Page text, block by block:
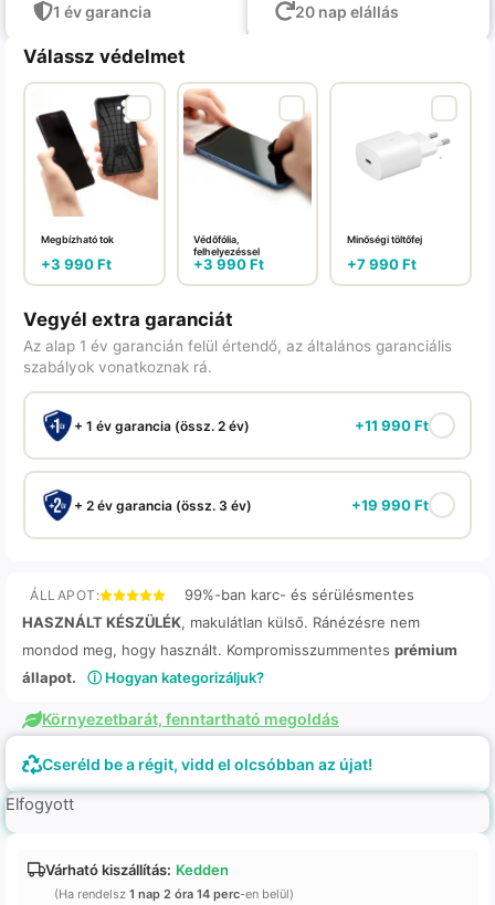
1 év garancia 20 nap elállás
Válassz védelmet
Megbízható tok
+3 990Ft
Védőfólia,
felhelyezéssel
+3 990Ft
Minőségi töltőfej
+7 990Ft
Vegyél extra garanciát
Az alap 1 év garancián felül értendő, az általános garanciális
szabályok vonatkoznak rá.
+ 1 év garancia (össz. 2 év) +11 990Ft
+ 2 év garancia (össz. 3 év) +19 990Ft
ÁLLAPOT:
99%-ban karc- és sérülésmentes
HASZNÁLT KÉSZÜLÉK, makulátlan külső. Ránézésre nem
mondod meg, hogy használt. Kompromisszummentes prémium
állapot.
ⓘ Hogyan kategorizáljuk?
Környezetbarát, fenntartható megoldás
Cseréld be a régit, vidd el olcsóbban az újat!
Elfogyott
Várható kiszállítás: Kedden
(Ha rendelsz 1 nap 2 óra 14 perc-en belül)